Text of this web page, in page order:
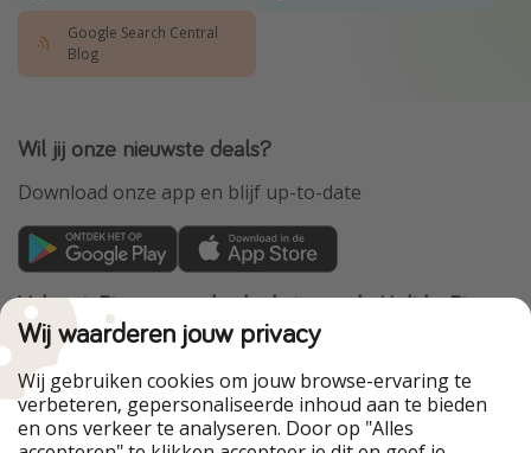
Google Search Central
Blog
Wil jij onze nieuwste deals?
Download onze app en blijf up-to-date
VakantiePiraten maakt deel uit van de HolidayPirates
Group
Onze markten
PiratinViaggio
HolidayPirates
WakacyjniPiraci
VoyagesPirates
Wij waarderen jouw privacy
Wij gebruiken cookies om jouw browse-ervaring te
verbeteren, gepersonaliseerde inhoud aan te bieden
en ons verkeer te analyseren. Door op "Alles